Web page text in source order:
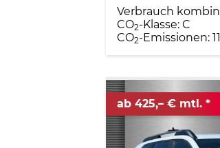
Verbrauch
CO2-Klasse: C
CO2-Emissionen:
ab 425,– € mtl.